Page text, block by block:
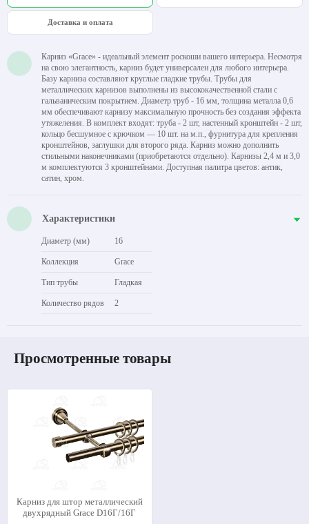
Доставка и оплата
Карниз «Grace» - идеальный элемент роскоши вашего интерьера. Несмотря
на свою элегантность, карниз будет универсален для любого интерьера.
Базу карниза составляют круглые гладкие трубы. Трубы для
металлических карнизов выполнены из высококачественной стали с
гальваническим покрытием. Диаметр труб - 16 мм, толщина металла 0,6
мм обеспечивают карнизу максимальную прочность без создания эффекта
утяжеления. В комплект входят: труба - 2 шт, настенный кронштейн - 2 шт,
кольцо бесшумное с крючком — 10 шт. на м.п., фурнитура для крепления
кронштейнов, заглушки для второго ряда. Карниз можно дополнить
стильными наконечниками (приобретаются отдельно). Карнизы 2,4 м и 3,0
м комплектуются 3 кронштейнами. Доступная палитра цветов: антик,
сатин, хром.
Характеристики
Диаметр (мм) 16
Коллекция Grace
Тип трубы Гладкая
Количество рядов 2
Просмотренные товары
Карниз для штор металлический
двухрядный Grace D16Г/16Г